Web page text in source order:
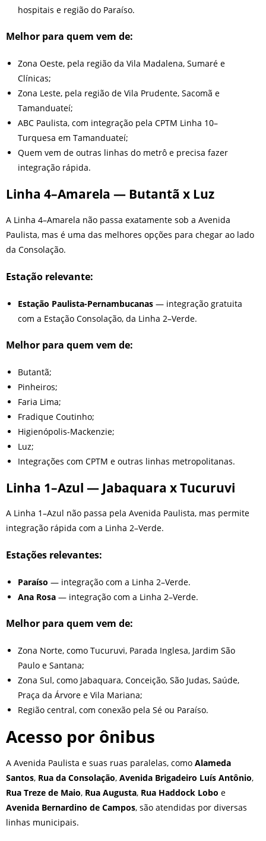
hospitais e região do Paraíso.
Melhor para quem vem de:
Zona Oeste, pela região da Vila Madalena, Sumaré e
Clínicas;
Zona Leste, pela região de Vila Prudente, Sacomã e
Tamanduateí;
ABC Paulista, com integração pela CPTM Linha 10–
Turquesa em Tamanduateí;
Quem vem de outras linhas do metrô e precisa fazer
integração rápida.
Linha 4–Amarela — Butantã x Luz
A Linha 4–Amarela não passa exatamente sob a Avenida
Paulista, mas é uma das melhores opções para chegar ao lado
da Consolação.
Estação relevante:
Estação Paulista-Pernambucanas — integração gratuita
com a Estação Consolação, da Linha 2–Verde.
Melhor para quem vem de:
Butantã;
Pinheiros;
Faria Lima;
Fradique Coutinho;
Higienópolis-Mackenzie;
Luz;
Integrações com CPTM e outras linhas metropolitanas.
Linha 1–Azul — Jabaquara x Tucuruvi
A Linha 1–Azul não passa pela Avenida Paulista, mas permite
integração rápida com a Linha 2–Verde.
Estações relevantes:
Paraíso — integração com a Linha 2–Verde.
Ana Rosa — integração com a Linha 2–Verde.
Melhor para quem vem de:
Zona Norte, como Tucuruvi, Parada Inglesa, Jardim São
Paulo e Santana;
Zona Sul, como Jabaquara, Conceição, São Judas, Saúde,
Praça da Árvore e Vila Mariana;
Região central, com conexão pela Sé ou Paraíso.
Acesso por ônibus
A Avenida Paulista e suas ruas paralelas, como Alameda
Santos, Rua da Consolação, Avenida Brigadeiro Luís Antônio,
Rua Treze de Maio, Rua Augusta, Rua Haddock Lobo e
Avenida Bernardino de Campos, são atendidas por diversas
linhas municipais.